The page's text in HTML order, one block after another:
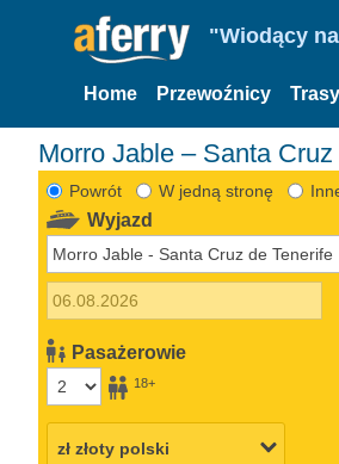
"Wiodący
Home Przewoźnicy
Morro Jable – Santa
Powrót W jedną stronę
Wyjazd
Pasażerowie
18+